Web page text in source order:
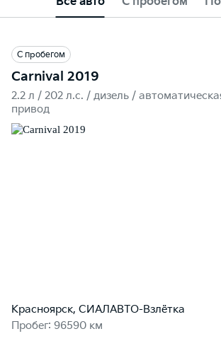
С пробегом
Carnival 2019
2.2 л / 202 л.c. / дизель /
привод
Красноярск, СИАЛАВТО-Взлётка
Пробег: 96590 км